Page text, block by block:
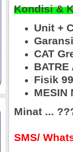
Kondisi &
Unit +
CAT
BATRE
Fisik
MESIN
Minat ...
SMS/